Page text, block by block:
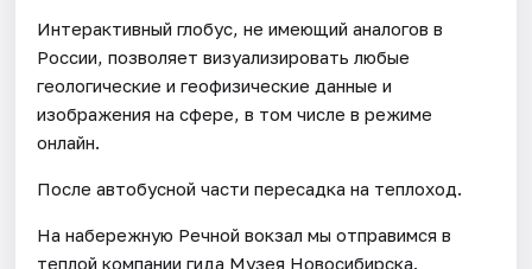
Интерактивный глобус, не имеющий аналогов в
России, позволяет визуализировать любые
геологические и геофизические данные и
изображения на сфере, в том числе в режиме
онлайн.
После автобусной части пересадка на теплоход.
На набережную Речной вокзал мы отправимся в
теплой компании гида Музея Новосибирска.